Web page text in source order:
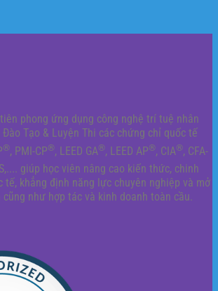
tiên phong ứng dụng công nghệ trí tuệ nhân
Tạo & Luyện Thi các chứng chỉ quốc tế
®, PMI-CP®, LEED GA®, LEED AP®, CIA®, CFA-
giúp học viên nâng cao kiến thức, chinh
tế, khẳng định năng lực chuyên nghiệp và mở
như hợp tác và kinh doanh toàn cầu.